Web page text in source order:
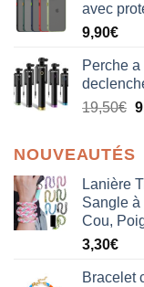
avec
9,90€
Perche
19,50€
NOUVEAUTÉS
Lanière
Sangle à
Cou,
3,30€
Bracelet